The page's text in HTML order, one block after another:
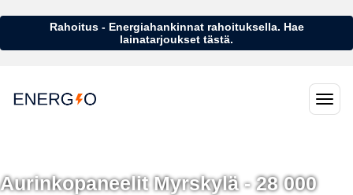
Rahoitus - Energiahankinnat rahoituksella. Hae
lainatarjoukset tästä.
Aurinkopaneelit Myrskylä - 28 000